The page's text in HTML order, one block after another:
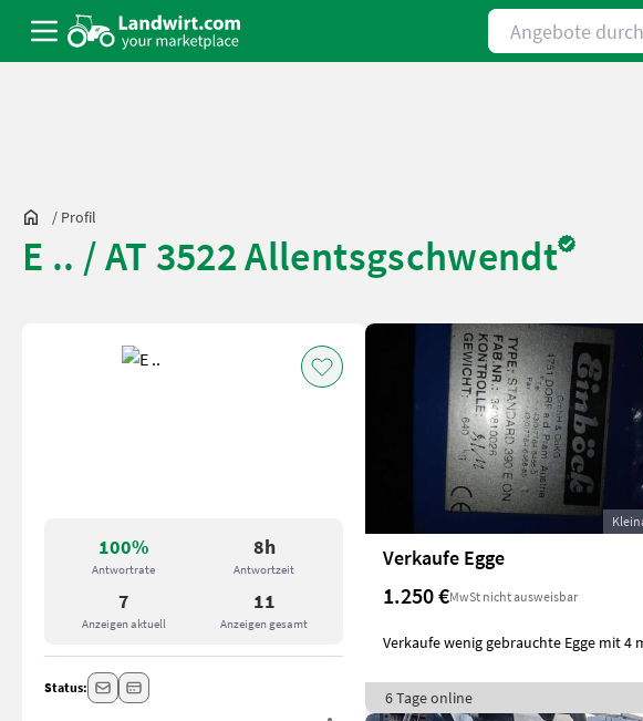
Angebote
/ Profil
E .. / AT 3522 Allentsgschwendt
100%
Antwortrate
8h
Antwortzeit
7
Anzeigen aktuell
11
Anzeigen gesamt
Status:
Verkaufe Egge
1.250 €MwSt nicht ausweisbar
Verkaufe wenig gebrauchte Egge mit 4
6 Tage online